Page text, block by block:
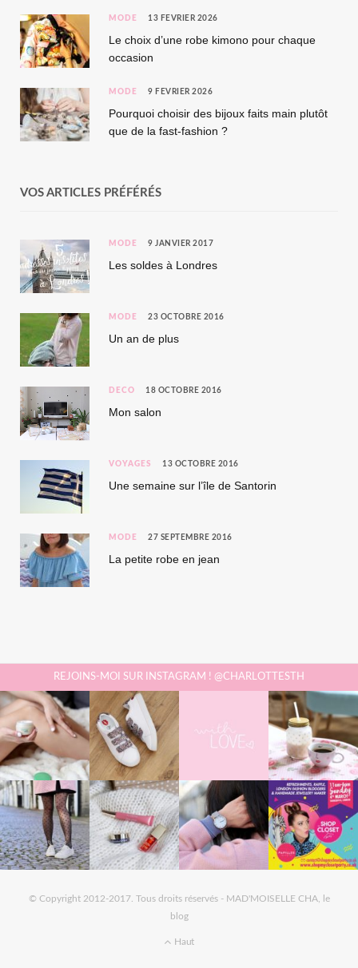
MODE 13 FÉVRIER 2026
Le choix d’une robe kimono pour chaque
occasion
MODE 9 FÉVRIER 2026
Pourquoi choisir des bijoux faits main plutôt
que de la fast-fashion ?
VOS ARTICLES PRÉFÉRÉS
MODE 9 JANVIER 2017
Les soldes à Londres
MODE 23 OCTOBRE 2016
Un an de plus
DÉCO 18 OCTOBRE 2016
Mon salon
VOYAGES 13 OCTOBRE 2016
Une semaine sur l’île de Santorin
MODE 27 SEPTEMBRE 2016
La petite robe en jean
REJOINS-MOI SUR INSTAGRAM ! @CHARLOTTESTH
© Copyright 2012-2017. Tous droits réservés - MAD'MOISELLE CHA, le
blog
Haut